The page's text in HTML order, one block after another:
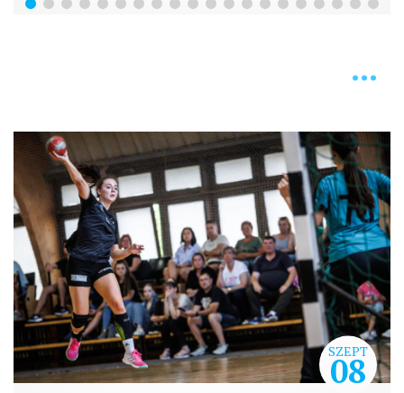
SZEPT
08